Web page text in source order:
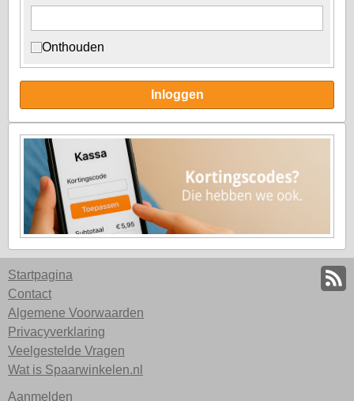
Onthouden
Inloggen
Startpagina
Contact
Algemene Voorwaarden
Privacyverklaring
Veelgestelde Vragen
Wat is Spaarwinkelen.nl
Aanmelden